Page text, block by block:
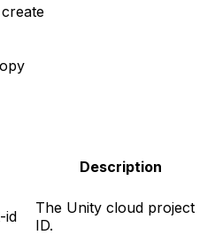
Description
id
The Unity cloud project
ID.